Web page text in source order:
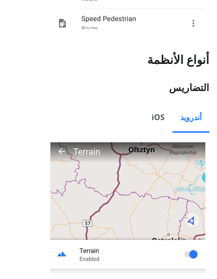
أنواع الأنظمة
التضاريس
أندرويد iOS